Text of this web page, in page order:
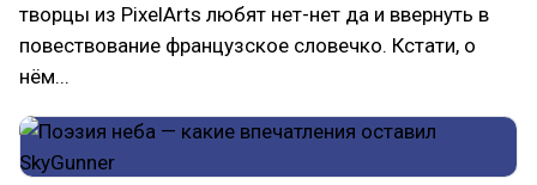
творцы из PixelArts любят нет-нет да и ввернуть в
повествование французское словечко. Кстати, о
нём...